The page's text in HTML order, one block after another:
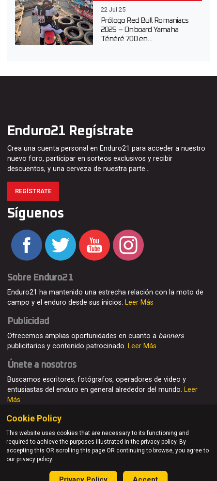
22 Jul 25
Prólogo Red Bull Romaniacs
2025 – Onboard Yamaha
Ténéré 700 en...
Enduro21 Regístrate
Crea una cuenta personal en Enduro21 para acceder a nuestro
nuevo foro, participar en sorteos exclusivos y recibir
descuentos, y una cerveza de nuestra parte…
REGÍSTRATE
Síguenos
Sobre Enduro21
Enduro21 ha mantenido una estrecha relación con la moto de
campo y el enduro desde sus inicios. Leer Más
Publicidad
Ofrecemos amplias oportunidades en cuanto a banners
publicitarios y contenido patrocinado. Leer Más
Únete a nosotros
Buscamos escritores, fotógrafos, operadores de video y
entusiastas del enduro en general alrededor del mundo. Leer
Más
© Enduro21 / Future7Media Limited. Todos los derechos
reservados
Quienes somos Contacto Únete Publicidad
Cookie Policy
This website uses cookies that are necessary to its functioning and
required to achieve the purposes illustrated in the privacy policy. By
accepting this OR scrolling this page OR continuing to browse, you agree to
our privacy policy.